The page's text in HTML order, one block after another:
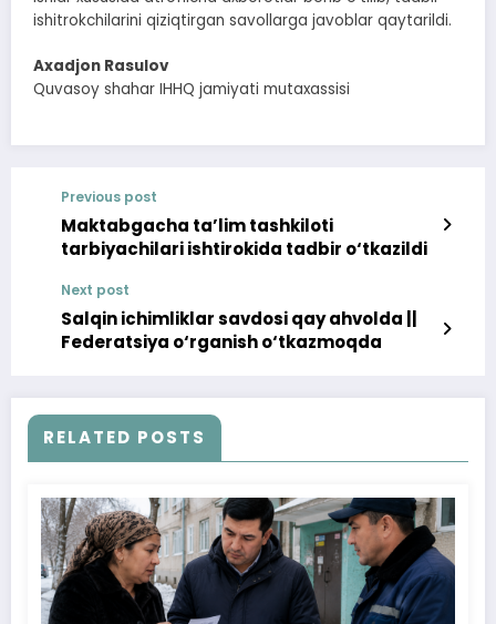
ishitrokchilarini qiziqtirgan savollarga javoblar qaytarildi.
Axadjon Rasulov
Quvasoy shahar IHHQ jamiyati mutaxassisi
Previous post
Maktabgacha ta’lim tashkiloti
tarbiyachilari ishtirokida tadbir o‘tkazildi
Next post
Salqin ichimliklar savdosi qay ahvolda ||
Federatsiya o‘rganish o‘tkazmoqda
RELATED POSTS